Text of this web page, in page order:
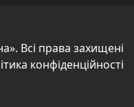
Всі права захищені
конфіденційності